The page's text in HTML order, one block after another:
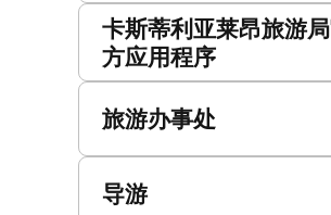
卡斯蒂利亚莱昂旅游
方应用程序
旅游办事处
导游